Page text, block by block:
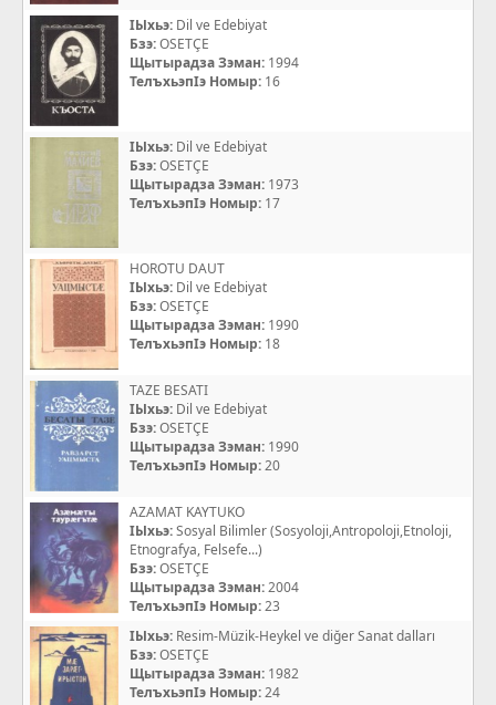
IЫхьэ: Dil ve Edebiyat
Бзэ:OSETÇE
Щытырадза Зэман: 1994
ТелъхьэпIэ Номыр: 16
IЫхьэ: Dil ve Edebiyat
Бзэ:OSETÇE
Щытырадза Зэман: 1973
ТелъхьэпIэ Номыр: 17
HOROTU DAUT
IЫхьэ: Dil ve Edebiyat
Бзэ:OSETÇE
Щытырадза Зэман: 1990
ТелъхьэпIэ Номыр: 18
TAZE BESATI
IЫхьэ: Dil ve Edebiyat
Бзэ:OSETÇE
Щытырадза Зэман: 1990
ТелъхьэпIэ Номыр:20
AZAMAT KAYTUKO
IЫхьэ:Sosyal Bilimler (Sosyoloji,Antropoloji,Etnoloji,
Etnografya, Felsefe...)
Бзэ:OSETÇE
Щытырадза Зэман:2004
ТелъхьэпIэ Номыр:23
IЫхьэ: Resim-Müzik-Heykel ve diğer Sanat dalları
Бзэ:OSETÇE
Щытырадза Зэман: 1982
ТелъхьэпIэ Номыр:24